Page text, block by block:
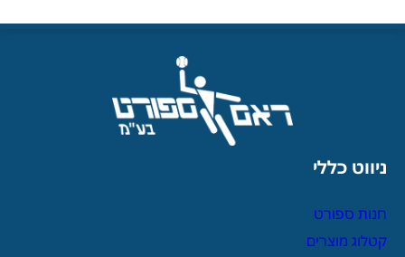
ניווט כללי
חנות ספורט
קטלוג מוצרים